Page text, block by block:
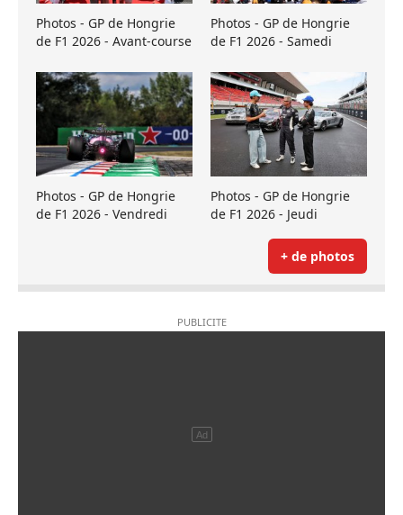
Photos - GP de Hongrie
de F1 2026 - Avant-course
Photos - GP de Hongrie
de F1 2026 - Samedi
Photos - GP de Hongrie
de F1 2026 - Vendredi
Photos - GP de Hongrie
de F1 2026 - Jeudi
+ de photos